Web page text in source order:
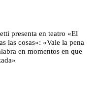
presenta en teatro «El
las cosas»: «Vale la pena
en momentos en que